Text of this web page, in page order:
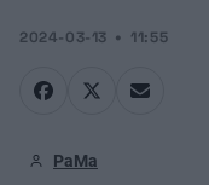
2024-03-13 11:55
PaMa